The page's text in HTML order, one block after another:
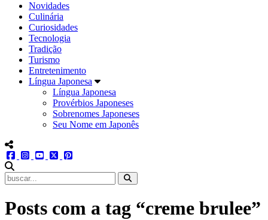
Novidades
Culinária
Curiosidades
Tecnologia
Tradição
Turismo
Entretenimento
Língua Japonesa
Língua Japonesa
Provérbios Japoneses
Sobrenomes Japoneses
Seu Nome em Japonês
menu redes social
facebookinstagram
youtube
twitter
Posts com a tag “creme brulee”